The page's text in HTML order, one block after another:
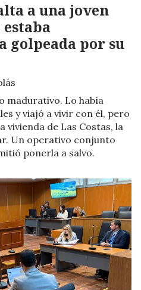
a una joven
golpeada por su
madurativo. Lo había
y viajó a vivir con él, pero
vivienda de Las Costas, la
Un operativo conjunto
ponerla a salvo.